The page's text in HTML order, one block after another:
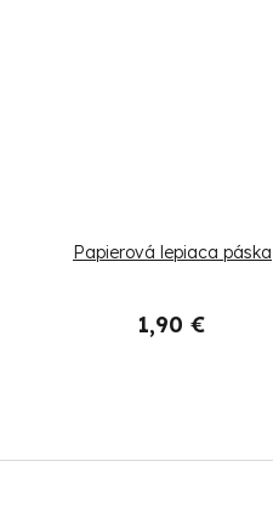
Papierová lepiaca páska
1,90 €